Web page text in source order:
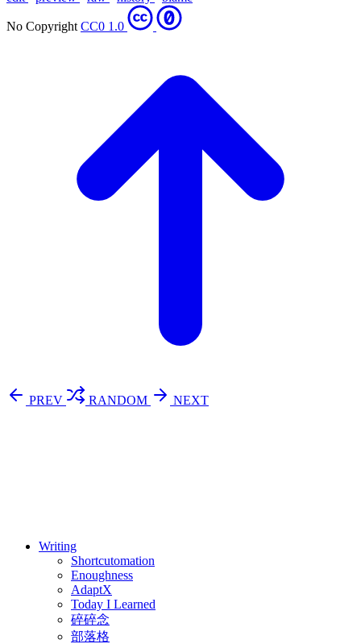
No Copyright CC0 1.0
PREV RANDOM
NEXT
Writing
Shortcutomation
Enoughness
AdaptX
Today I Learned
碎碎念
部落格